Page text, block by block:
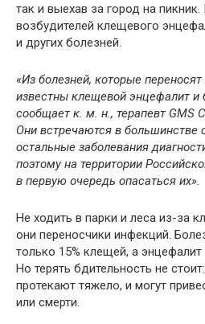
так и выехав за город на
возбудителей клещевого
и других болезней.
«Из болезней, которые
известны клещевой энцефалит и
сообщаетк. м. н., терапевт GMS
Они встречаются в большинстве
остальные заболевания
поэтому на территории
в первую очередь опасаться их».
Не ходить в парки и леса из-за
они переносчики инфекций.
только 15% клещей, а
Но терять бдительность не
протекают тяжело, и могут
или смерти.